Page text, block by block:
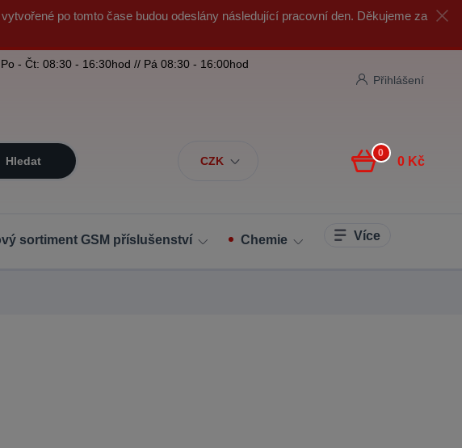
po tomto čase budou odeslány následující pracovní den. Děkujeme za
CZK
Přihlášení
Hledat
Po - Čt: 08:30 - 16:30hod // Pá 08:30 - 16:00hod
0
0 Kč
sortiment GSM příslušenství Chemie Více